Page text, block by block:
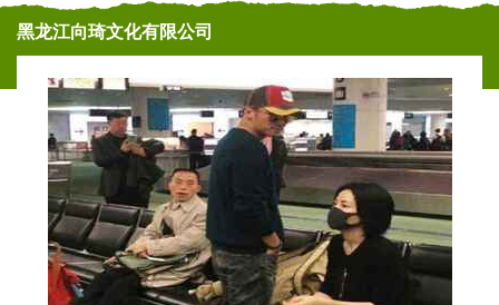
黑龙江向琦文化有限公司